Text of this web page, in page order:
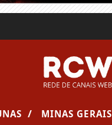
/ MINAS GERAIS